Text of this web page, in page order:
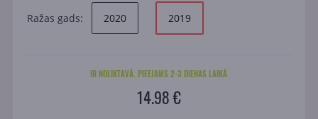
Ražas gads: 2020 2019
IR NOLIKTAVĀ. PIEEJAMS 2-3 DIENAS LAIKĀ
14.98 €